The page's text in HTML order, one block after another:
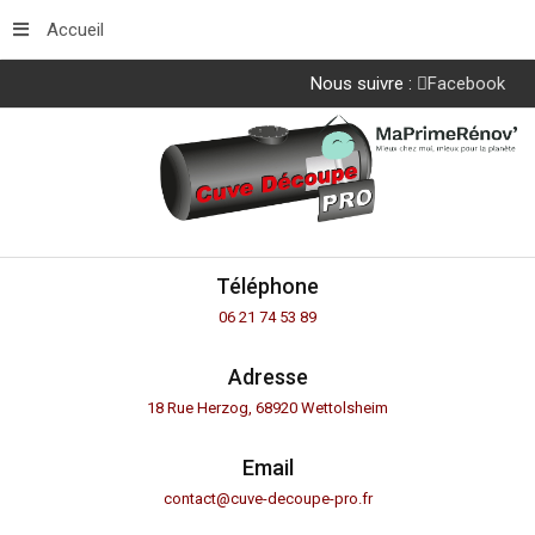
Nous suivre : Facebook
Accueil
Téléphone
06 21 74 53 89
Adresse
18 Rue Herzog, 68920 Wettolsheim
Email
contact@cuve-decoupe-pro.fr